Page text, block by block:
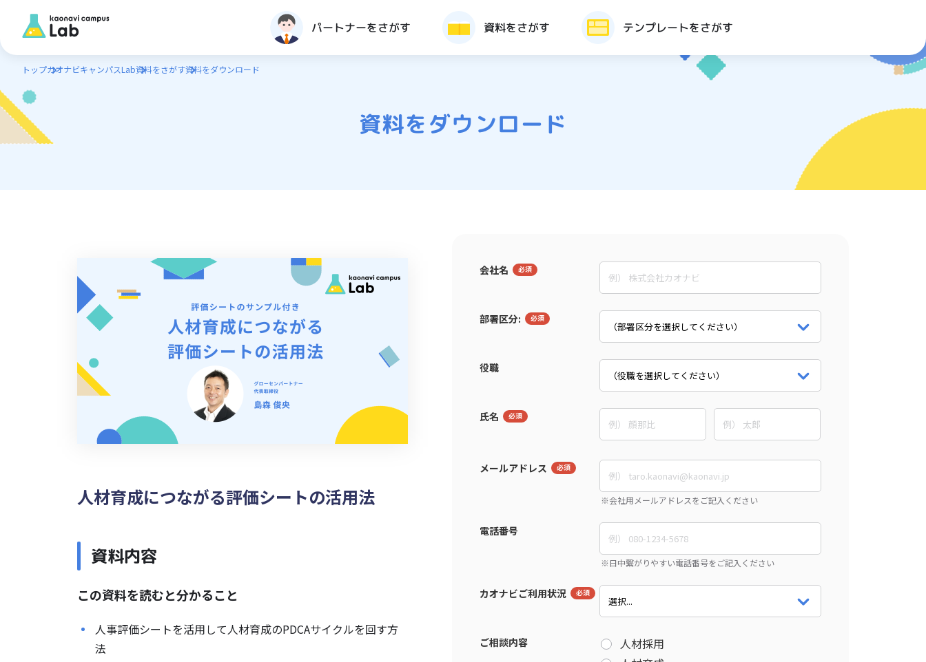
パートナーをさがす 資料をさがす テンプレートをさがす
トップカオナビキャンパスLab資料をさがす資料をダウンロード
資料をダウンロード
人材育成につながる評価シートの活用法
資料内容
この資料を読むと分かること
人事評価シートを活用して人材育成のPDCAサイクルを回す方
法
会社名
部署区分:
役職
氏名
メールアドレス
電話番号
カオナビご利用状況
ご相談内容
人材採用